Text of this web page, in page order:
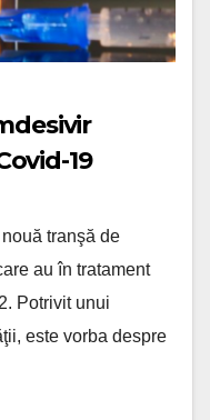
19
tranşă de
au în tratament
Potrivit unui
este vorba despre